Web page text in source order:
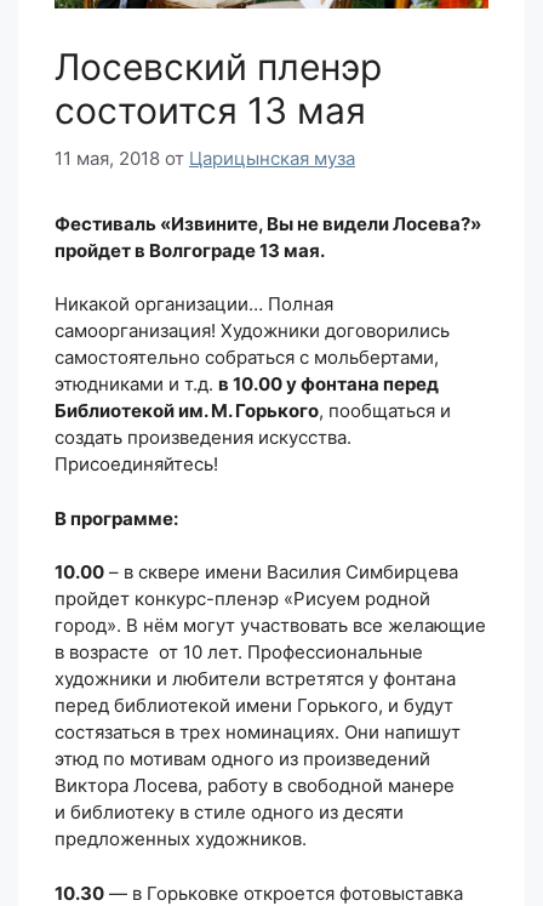
Лосевский пленэр
состоится 13 мая
11 мая, 2018 от Царицынская муза
Фестиваль «Извините, Вы не видели Лосева?»
пройдет в Волгограде 13 мая.
Никакой организации… Полная
самоорганизация! Художники договорились
самостоятельно собраться с мольбертами,
этюдниками и т.д. в 10.00 у фонтана перед
Библиотекой им. М. Горького, пообщаться и
создать произведения искусства.
Присоединяйтесь!
В программе:
10.00 – в сквере имени Василия Симбирцева
пройдет конкурс-пленэр «Рисуем родной
город». В нём могут участвовать все желающие
в возрасте от 10 лет. Профессиональные
художники и любители встретятся у фонтана
перед библиотекой имени Горького, и будут
состязаться в трех номинациях. Они напишут
этюд по мотивам одного из произведений
Виктора Лосева, работу в свободной манере
и библиотеку в стиле одного из десяти
предложенных художников.
10.30 — в Горьковке откроется фотовыставка